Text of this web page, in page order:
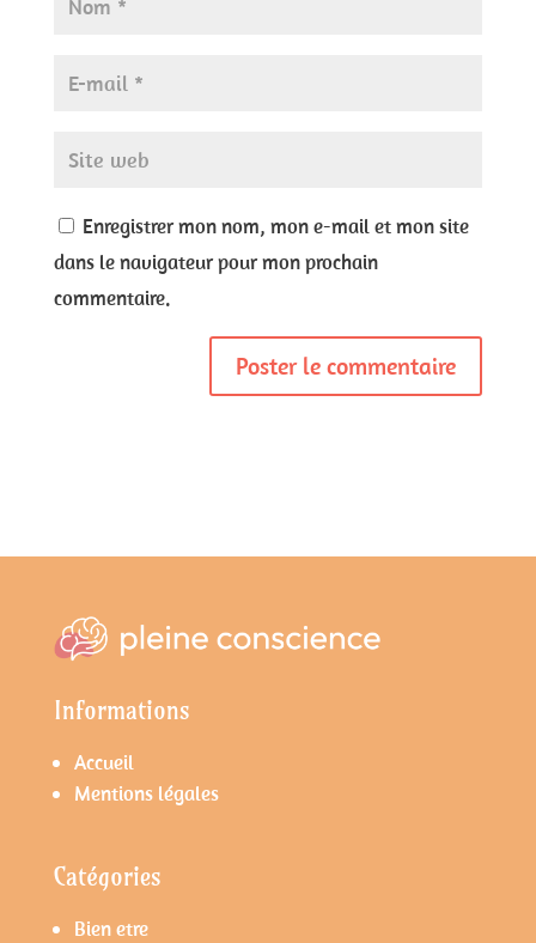
Enregistrer mon nom, mon e-mail et mon site
dans le navigateur pour mon prochain
commentaire.
Informations
Accueil
Mentions légales
Catégories
Bien etre